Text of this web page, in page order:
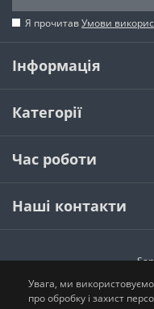
Я прочитавУмови
Інформація
Категорії
Час роботи
Наші контакти
Увага, ми
про обробку і захист